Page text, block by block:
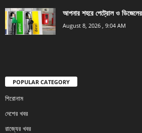
আপনার শহরে পেট্রোল ও
August 8, 2026 , 9:04 AM
POPULAR CATEGORY
শিরোনাম
দেশের খবর
রাজ্যের খবর